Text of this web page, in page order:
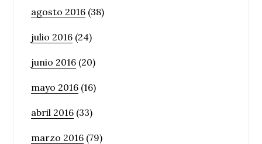
agosto 2016 (38)
julio 2016 (24)
junio 2016 (20)
mayo 2016 (16)
abril 2016 (33)
marzo 2016 (79)